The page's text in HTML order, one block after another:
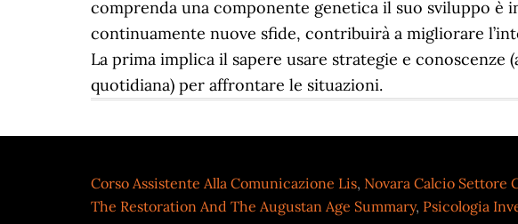
Corso Assistente Alla Comunicazione Lis, Novara Calcio Settore
The Restoration And The Augustan Age Summary, Psicologia